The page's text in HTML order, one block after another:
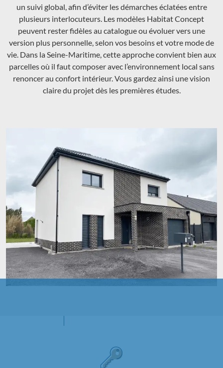
un suivi global, afin d’éviter les démarches éclatées entre
plusieurs interlocuteurs. Les modèles Habitat Concept
peuvent rester fidèles au catalogue ou évoluer vers une
version plus personnelle, selon vos besoins et votre mode de
vie. Dans la Seine-Maritime, cette approche convient bien aux
parcelles où il faut composer avec l’environnement local sans
renoncer au confort intérieur. Vous gardez ainsi une vision
claire du projet dès les premières études.